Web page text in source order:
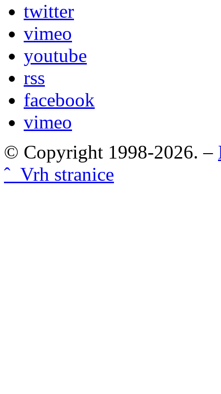
twitter
vimeo
youtube
rss
facebook
vimeo
© Copyright 1998-2026. –
ˆ Vrh stranice